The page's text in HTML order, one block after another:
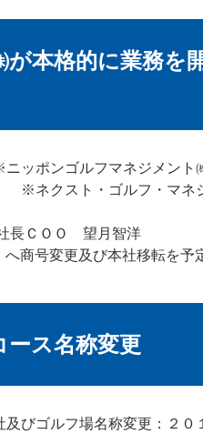
が本格的に業務
ッポンゴルフマネジメント
クスト・ゴルフ・マネ
ＣＯＯ 望月智洋
商号変更及び本社移転を予
ス名称変更
びゴルフ場名称変更：２０